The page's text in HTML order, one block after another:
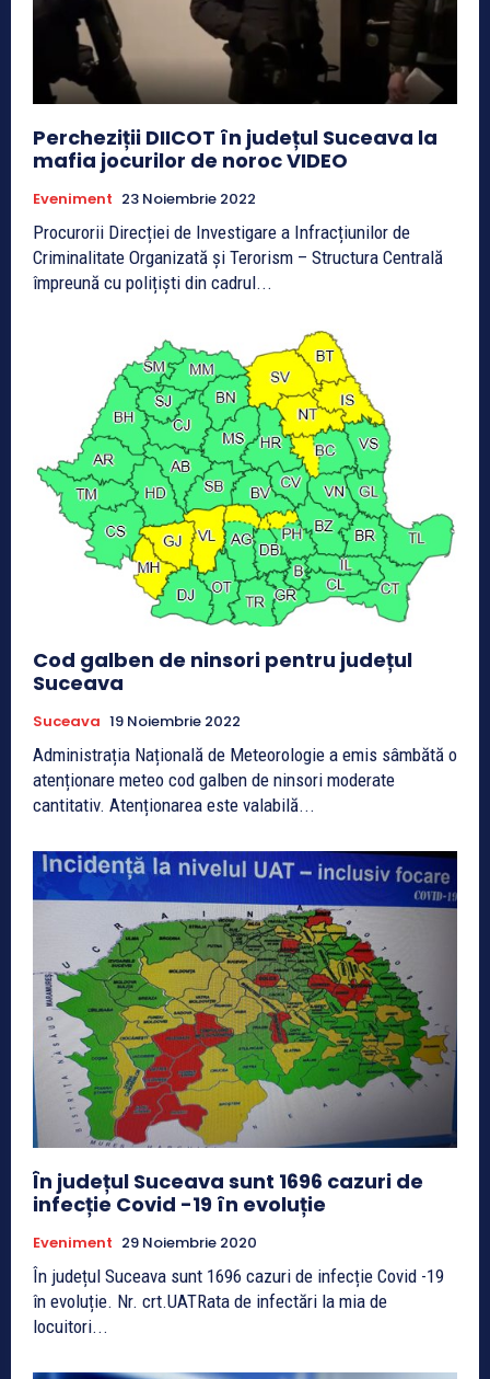
Percheziții DIICOT în județul Suceava la
mafia jocurilor de noroc VIDEO
Eveniment 23 Noiembrie 2022
Procurorii Direcției de Investigare a Infracțiunilor de
Criminalitate Organizată și Terorism – Structura Centrală
împreună cu polițiști din cadrul...
Cod galben de ninsori pentru județul
Suceava
Suceava 19 Noiembrie 2022
Administrația Națională de Meteorologie a emis sâmbătă o
atenționare meteo cod galben de ninsori moderate
cantitativ. Atenționarea este valabilă...
În județul Suceava sunt 1696 cazuri de
infecție Covid -19 în evoluție
Eveniment 29 Noiembrie 2020
În județul Suceava sunt 1696 cazuri de infecție Covid -19
în evoluție. Nr. crt.UATRata de infectări la mia de
locuitori...